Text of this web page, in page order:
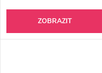
ZOBRAZIT